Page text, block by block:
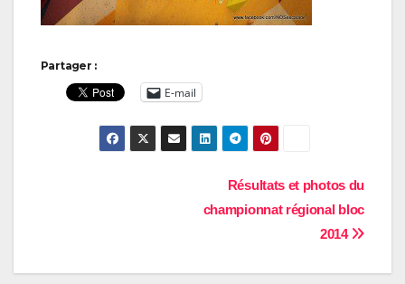
Partager :
E-mail
l’article
Résultats et photos du
championnat régional bloc
2014